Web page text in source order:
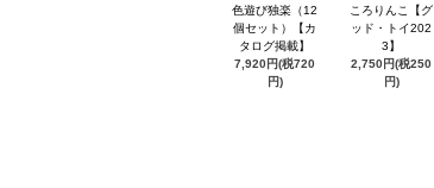
色遊び独楽（12
個セット）【カ
タログ掲載】
7,920円(税720
円)
ころりんこ【グ
ッド・トイ202
3】
2,750円(税250
円)